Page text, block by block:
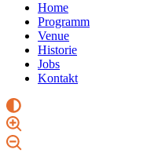
Home
Programm
Venue
Historie
Jobs
Kontakt